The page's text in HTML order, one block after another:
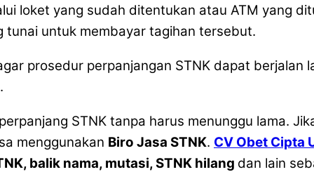
loket yang sudah ditentukan atau ATM yang
tunai untuk membayar tagihan tersebut.
prosedur perpanjangan STNK dapat
STNK tanpa harus menunggu lama.
menggunakan Biro Jasa STNK. CV Obet Cipta
balik nama, mutasi, STNK hilang dan lain